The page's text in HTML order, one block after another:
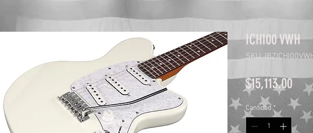
ICHI00 VWH
SKU:
$15,113.00
Cantidad *